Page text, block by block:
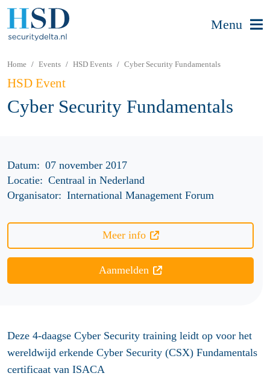
Menu
Home Events HSD Events Cyber Security Fundamentals
HSD Event
Cyber Security Fundamentals
Datum: 07 november 2017
Locatie: Centraal in Nederland
Organisator: International Management Forum
Meer info
Aanmelden
Deze 4-daagse Cyber Security training leidt op voor het
wereldwijd erkende Cyber Security (CSX) Fundamentals
certificaat van ISACA